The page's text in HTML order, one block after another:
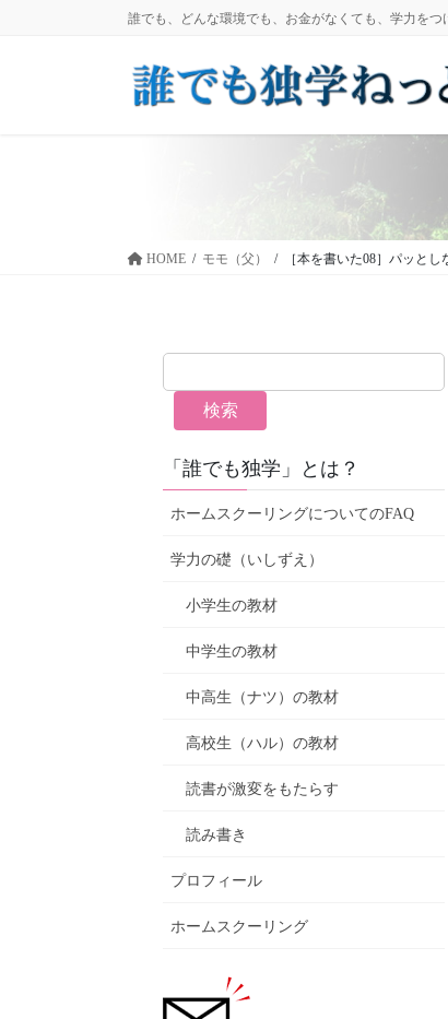
誰でも、どんな環境でも、お金がなくても、学力をつ
HOME モモ（父） ［本を書いた08］パッと
検索
「誰でも独学」とは？
ホームスクーリングについてのFAQ
学力の礎（いしずえ）
小学生の教材
中学生の教材
中高生（ナツ）の教材
高校生（ハル）の教材
読書が激変をもたらす
読み書き
プロフィール
ホームスクーリング